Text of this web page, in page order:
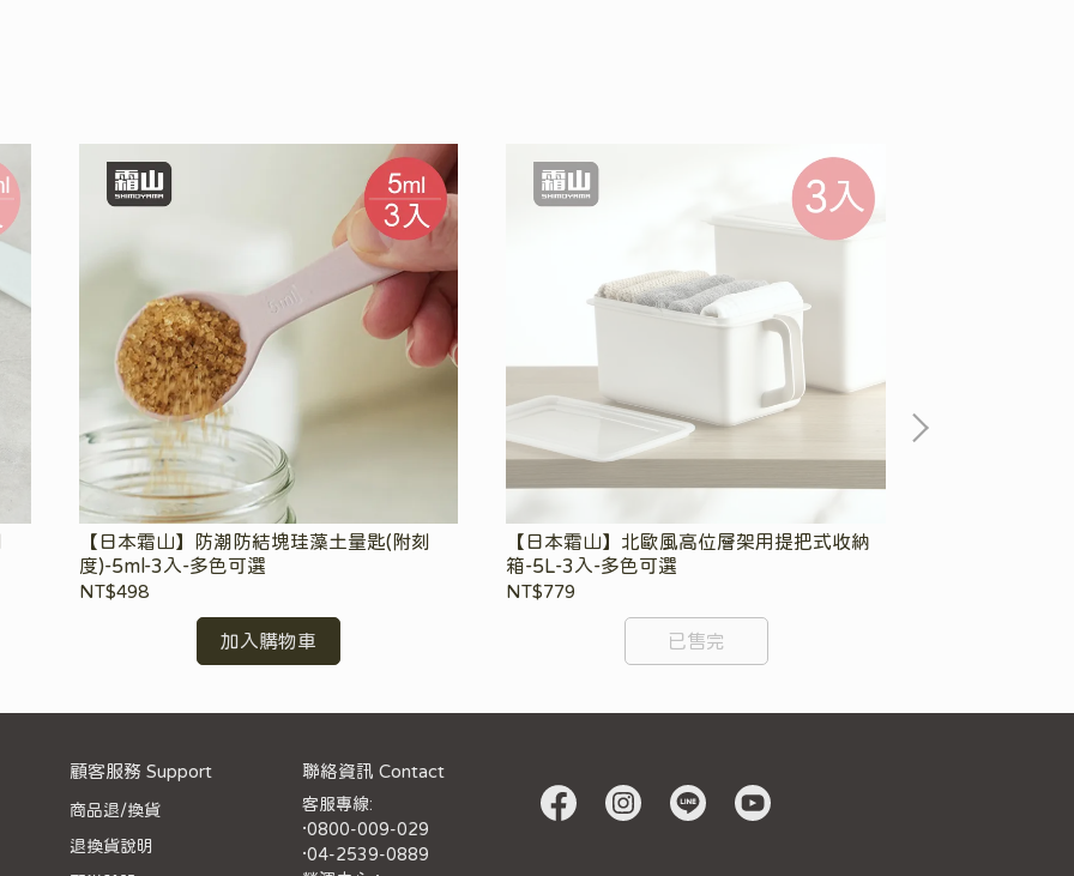
【日本霜山】防潮防結塊珪藻土量匙(附刻
度)-5ml-3入-多色可選
NT$498
加入購物車
【日本霜山】北歐風高位層架用提把式收納
箱-5L-3入-多色可選
NT$779
已售完
顧客服務 Support
商品退/換貨
退換貨說明
聯絡資訊 Contact
客服專線:
·0800-009-029
·04-2539-0889